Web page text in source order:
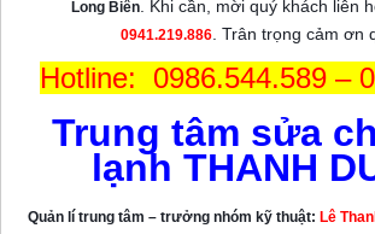
Long Biên . Khi cần, mời quý khách liên
0941.219.886. Trân trọng cảm ơn
Hotline: 0986.544.589 –
Trung tâm sửa
lạnh THANH
Quản lí trung tâm – trưởng nhóm kỹ thuật: Lê